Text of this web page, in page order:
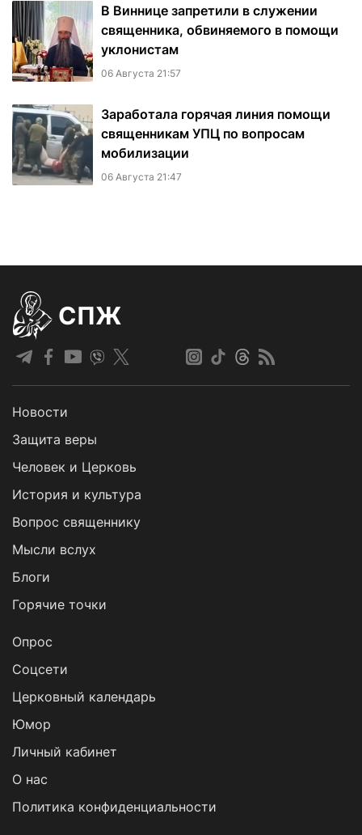
В Виннице запретили в служении
священника, обвиняемого в помощи
уклонистам
06 Августа 21:57
Заработала горячая линия помощи
священникам УПЦ по вопросам
мобилизации
06 Августа 21:47
СПЖ
Новости
Защита веры
Человек и Церковь
История и культура
Вопрос священнику
Мысли вслух
Блоги
Горячие точки
Опрос
Cоцсети
Церковный календарь
Юмор
Личный кабинет
О нас
Политика конфиденциальности